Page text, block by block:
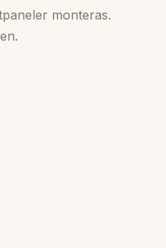
monteras.